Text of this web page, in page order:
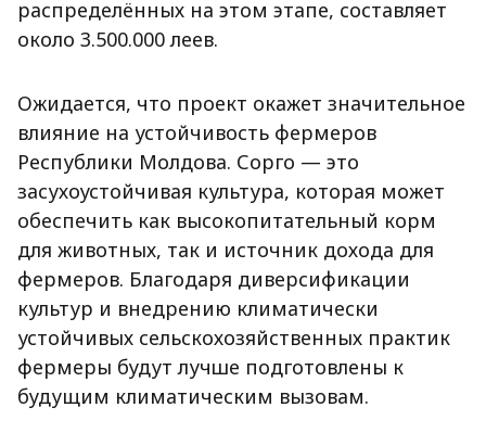
распределённых на этом этапе, составляет
около 3.500.000 леев.
Ожидается, что проект окажет значительное
влияние на устойчивость фермеров
Республики Молдова. Сорго — это
засухоустойчивая культура, которая может
обеспечить как высокопитательный корм
для животных, так и источник дохода для
фермеров. Благодаря диверсификации
культур и внедрению климатически
устойчивых сельскохозяйственных практик
фермеры будут лучше подготовлены к
будущим климатическим вызовам.